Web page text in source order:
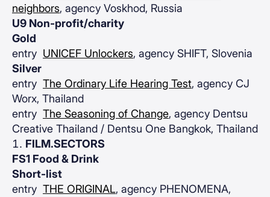
neighbors, agency Voskhod, Russia
U9 Non-profit/charity
Gold
entry UNICEF Unlockers, agency SHIFT, Slovenia
Silver
entry The Ordinary Life Hearing Test, agency CJ
Worx, Thailand
entry The Seasoning of Change, agency Dentsu
Creative Thailand / Dentsu One Bangkok, Thailand
FILM.SECTORS
FS1 Food & Drink
Short-list
entry THE ORIGINAL, agency PHENOMENA,